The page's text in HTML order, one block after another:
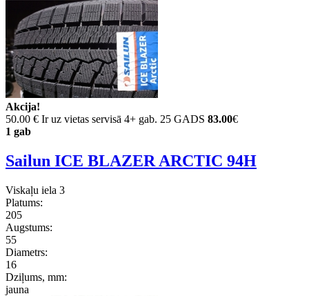
Akcija!
50.00 € Ir uz vietas servisā 4+ gab. 25 GADS 83.00€
1 gab
Sailun ICE BLAZER ARCTIC 94H
Viskaļu iela 3
Platums:
205
Augstums:
55
Diametrs:
16
Dziļums, mm:
jauna